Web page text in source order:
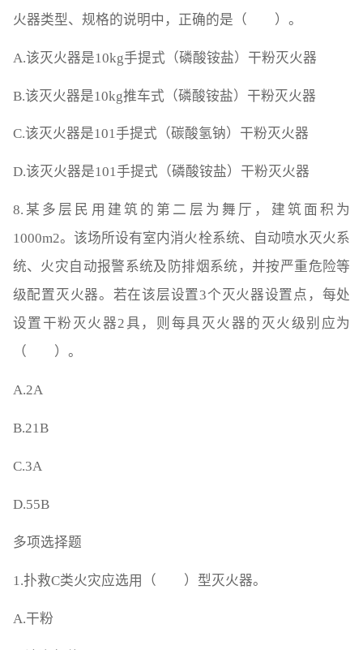
火器类型、规格的说明中，正确的是（ ）。
A.该灭火器是10kg手提式（磷酸铵盐）干粉灭火器
B.该灭火器是10kg推车式（磷酸铵盐）干粉灭火器
C.该灭火器是101手提式（碳酸氢钠）干粉灭火器
D.该灭火器是101手提式（磷酸铵盐）干粉灭火器
8.某多层民用建筑的第二层为舞厅，建筑面积为
1000m2。该场所设有室内消火栓系统、自动喷水灭火系
统、火灾自动报警系统及防排烟系统，并按严重危险等
级配置灭火器。若在该层设置3个灭火器设置点，每处
设置干粉灭火器2具，则每具灭火器的灭火级别应为
（ ）。
A.2A
B.21B
C.3A
D.55B
多项选择题
1.扑救C类火灾应选用（ ）型灭火器。
A.干粉